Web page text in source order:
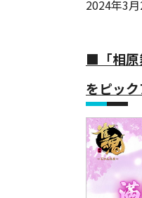
2024年3
■「相原
をピッ